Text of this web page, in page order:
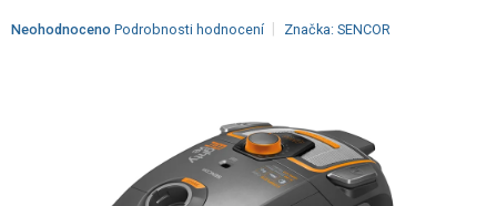
Průměrné
Neohodnoceno Podrobnosti hodnocení Značka: SENCOR